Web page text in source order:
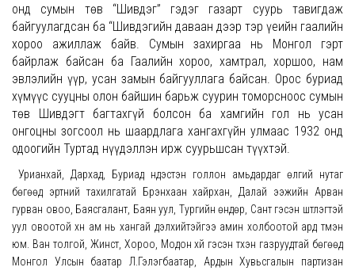
онд сумын төв “Шивдэг” гэдэг газарт суурь тавигдаж
байгуулагдсан ба “Шивдэгийн даваан дээр тэр үеийн гаалийн
хороо ажиллаж байв. Сумын захиргаа нь Монгол гэрт
байрлаж байсан ба Гаалийн хороо, хамтрал, хоршоо, нам
эвлэлийн үүр, усан замын байгууллага байсан. Орос буриад
хүмүүс сууцны олон байшин барьж суурин томорсноос сумын
төв Шивдэгт багтахгүй болсон ба хамгийн гол нь усан
онгоцны зогсоол нь шаардлага хангахгүйн улмаас 1932 онд
одоогийн Туртад нүүдэллэн ирж суурьшсан түүхтэй.
Урианхай, Дархад, Буриад үндэстэн голлон амьдардаг өлгий нутаг
бөгөөд эртний тахилгатай Бүрэнхаан хайрхан, Далай ээжийн Арван
гурван овоо, Баясгалант, Баян уул, Тургийн өндөр, Сант гэсэн шүтлэгтэй
уул овоотой хүн ам нь хангай дэлхийтэйгээ амин холбоотой ард түмэн
юм. Ван толгой, Жинст, Хороо, Модон хүй гэсэн түүхэн газруудтай бөгөөд
Монгол Улсын баатар Л.Гэлэгбаатар, Ардын Хувьсгалын партизан